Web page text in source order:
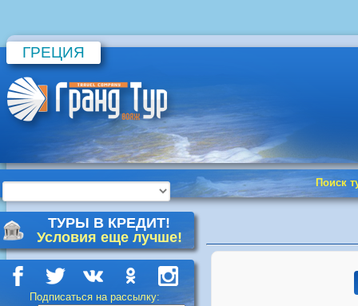
ГРЕЦИЯ
Поиск
ТУРЫ В КРЕДИТ!
Условия еще лучше!
Подписаться на рассылку: